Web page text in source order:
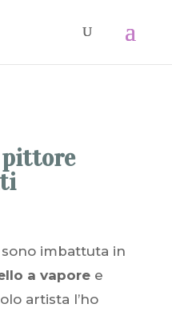
pittore
imbattuta in
a vaporee
artista l’ho